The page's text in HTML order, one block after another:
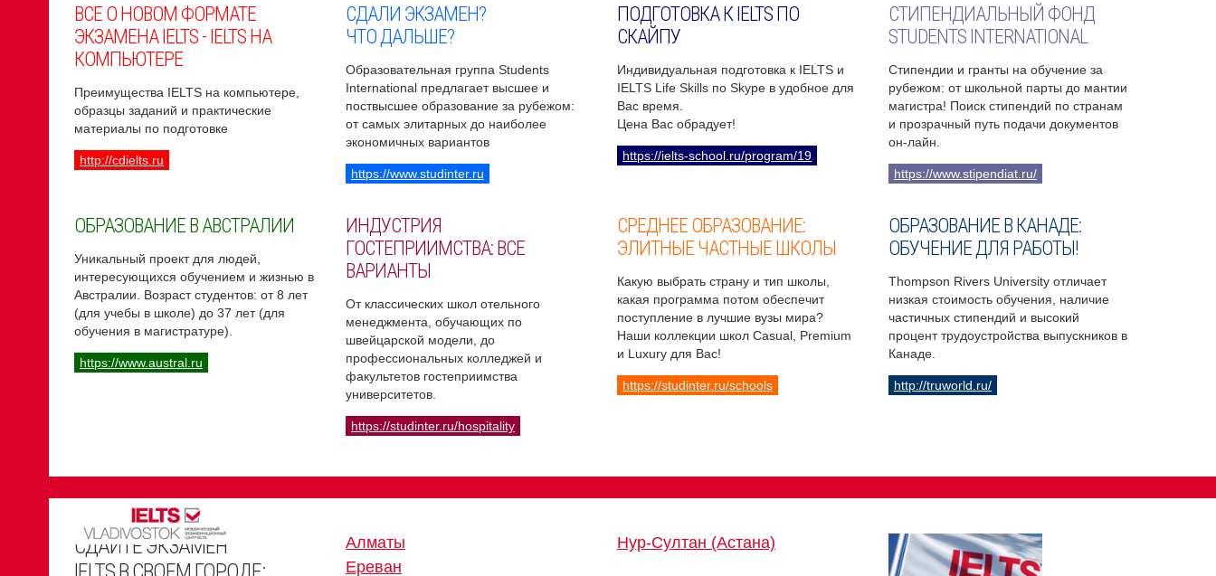
ВСЕ О НОВОМ ФОРМАТЕ
ЭКЗАМЕНА IELTS - IELTS НА
КОМПЬЮТЕРЕ
Преимущества IELTS на компьютере,
образцы заданий и практические
материалы по подготовке
http://cdielts.ru
СДАЛИ ЭКЗАМЕН?
ЧТО ДАЛЬШЕ?
Образовательная группа Students
International предлагает высшее и
поствысшее образование за рубежом:
от самых элитарных до наиболее
экономичных вариантов
https://www.studinter.ru
ПОДГОТОВКА К IELTS ПО
СКАЙПУ
Индивидуальная подготовка к IELTS и
IELTS Life Skills по Skype в удобное для
Вас время.
Цена Вас обрадует!
https://ielts-school.ru/program/19
СТИПЕНДИАЛЬНЫЙ ФОНД
STUDENTS INTERNATIONAL
Стипендии и гранты на обучение за
рубежом: от школьной парты до мантии
магистра! Поиск стипендий по странам
и прозрачный путь подачи документов
он-лайн.
https://www.stipendiat.ru/
ОБРАЗОВАНИЕ В АВСТРАЛИИ
Уникальный проект для людей,
интересующихся обучением и жизнью в
Австралии. Возраст студентов: от 8 лет
(для учебы в школе) до 37 лет (для
обучения в магистратуре).
https://www.austral.ru
ИНДУСТРИЯ
ГОСТЕПРИИМСТВА: ВСЕ
ВАРИАНТЫ
От классических школ отельного
менеджмента, обучающих по
швейцарской модели, до
профессиональных колледжей и
факультетов гостеприимства
университетов.
https://studinter.ru/hospitality
СРЕДНЕЕ ОБРАЗОВАНИЕ:
ЭЛИТНЫЕ ЧАСТНЫЕ ШКОЛЫ
Какую выбрать страну и тип школы,
какая программа потом обеспечит
поступление в лучшие вузы мира?
Наши коллекции школ Casual, Premium
и Luxury для Вас!
https://studinter.ru/schools
ОБРАЗОВАНИЕ В КАНАДЕ:
ОБУЧЕНИЕ ДЛЯ РАБОТЫ!
Thompson Rivers University отличает
низкая стоимость обучения, наличие
частичных стипендий и высокий
процент трудоустройства выпускников в
Канаде.
http://truworld.ru/
СДАЙТЕ ЭКЗАМЕН
Алматы
Ереван
Нур-Султан (Астана)